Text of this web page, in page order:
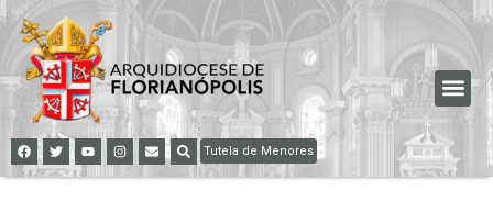
Tutela de Menores